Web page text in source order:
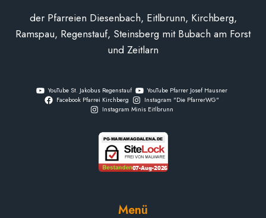
der Pfarreien Diesenbach, Eitlbrunn, Kirchberg,
Ramspau, Regenstauf, Steinsberg mit Bubach am Forst
und Zeitlarn
YouTube St. Jakobus Regenstauf
YouTube Pfarrer Josef Hausner
Facebook Pfarrei Kirchberg
Instagram "Die PfarrerWG"
Instagram Minis Eitlbrunn
Menü